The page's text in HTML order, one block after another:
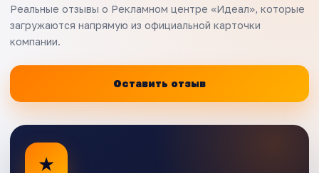
Реальные отзывы о Рекламном центре «Идеал», которые
загружаются напрямую из официальной карточки
компании.
Оставить отзыв
★